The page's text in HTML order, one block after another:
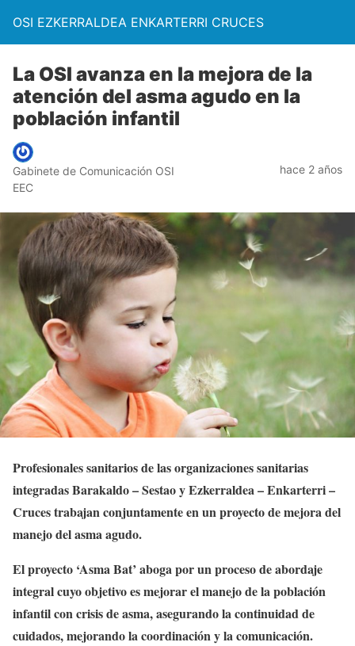
OSI EZKERRALDEA ENKARTERRI CRUCES
La OSI avanza en la mejora de la
atención del asma agudo en la
población infantil
Gabinete de Comunicación OSI
EEC
hace 2 años
Profesionales sanitarios de las organizaciones sanitarias
integradas Barakaldo – Sestao y Ezkerraldea – Enkarterri –
Cruces trabajan conjuntamente en un proyecto de mejora del
manejo del asma agudo.
El proyecto ‘Asma Bat’ aboga por un proceso de abordaje
integral cuyo objetivo es mejorar el manejo de la población
infantil con crisis de asma, asegurando la continuidad de
cuidados, mejorando la coordinación y la comunicación.